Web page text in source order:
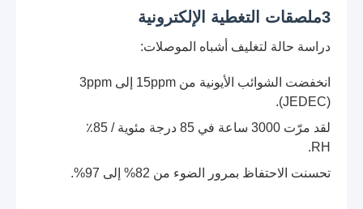
3ملصقات التغطية الإلكترونية
دراسة حالة لتغليف أشباه الموصلات:
انخفضت الشوائب الأيونية من 15ppm إلى 3ppm
(JEDEC).
لقد مرّت 3000 ساعة في 85 درجة مئوية / 85٪
RH.
تحسنت الاحتفاظ بمرور الضوء من 82% إلى 97%.